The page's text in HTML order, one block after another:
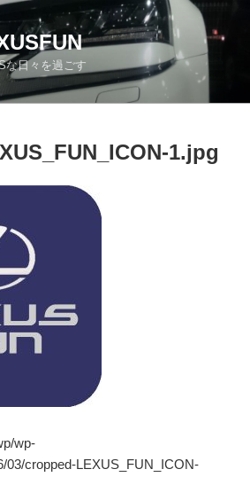
な日々を過ごす
1.jpg
wp-
03/cropped-LEXUS_FUN_ICON-